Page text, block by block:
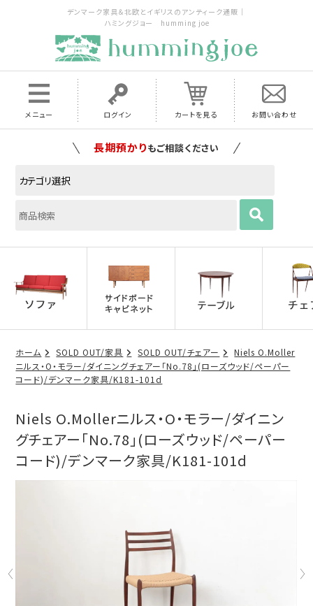
デンマーク家具＆北欧とイギリスのアンティーク通販｜
ハミングジョー humming joe
メニュー ログイン カートを見る お問い合わせ
家具の配送料は全国当店で負担いたします
ホーム SOLD OUT/家具 SOLD OUT/チェアー
Niels O.Moller
ニルス・O・モラー/ダイニングチェアー「No.78」(ローズウッド/ペーパー
コード)/デンマーク家具/K181-101d
Niels O.Mollerニルス・O・モラー/ダイニン
グチェアー「No.78」(ローズウッド/ペーパー
コード)/デンマーク家具/K181-101d